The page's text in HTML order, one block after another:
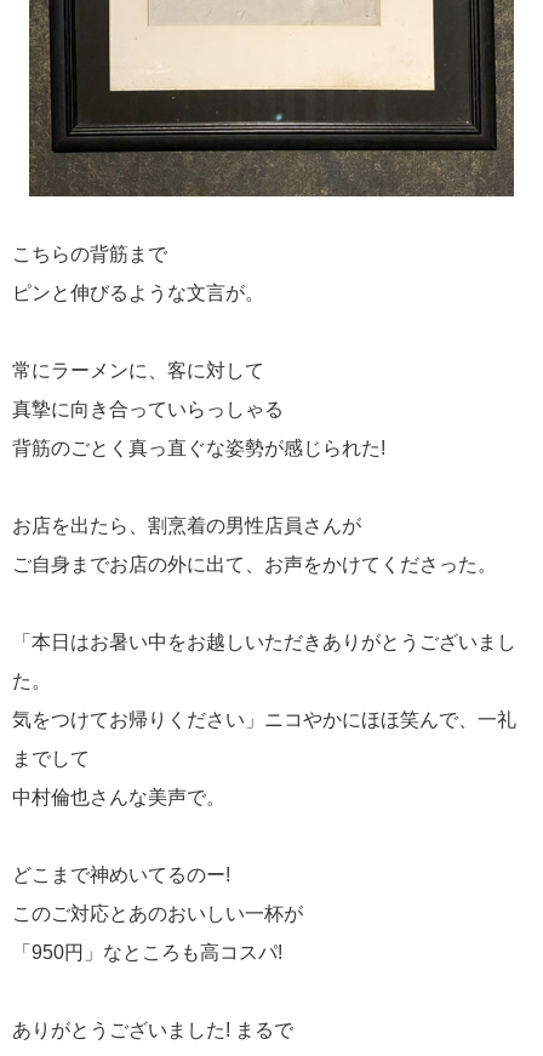
こちらの背筋まで
ピンと伸びるような文言が。
常にラーメンに、客に対して
真摯に向き合っていらっしゃる
背筋のごとく真っ直ぐな姿勢が感じられた!
お店を出たら、割烹着の男性店員さんが
ご自身までお店の外に出て、お声をかけてくださった。
「本日はお暑い中をお越しいただきありがとうございまし
た。
気をつけてお帰りください」ニコやかにほほ笑んで、一礼
までして
中村倫也さんな美声で。
どこまで神めいてるのー!
このご対応とあのおいしい一杯が
「950円」なところも高コスパ!
ありがとうございました! まるで